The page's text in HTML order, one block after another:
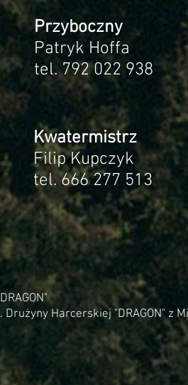
Przyboczny
Patryk Hoffa
tel.792 022 938
Kwatermistrz
Filip Kupczyk
tel.666 277 513
Harcerskiej "DRAGON" z